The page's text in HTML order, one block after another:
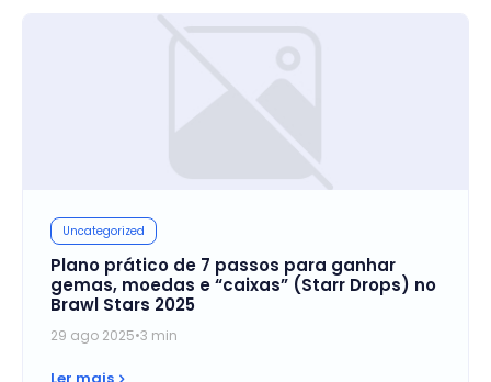
Uncategorized
Plano prático de 7 passos para ganhar
gemas, moedas e “caixas” (Starr Drops) no
Brawl Stars 2025
29 ago 2025•3 min